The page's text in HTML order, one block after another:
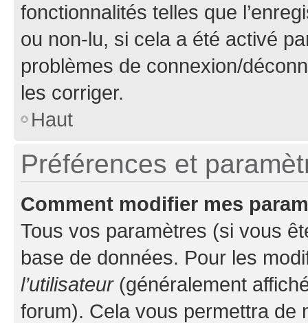
fonctionnalités telles que
ou non-lu, si cela a été activé
problèmes de connexion/
les corriger.
Haut
Préférences et
Comment modifier mes
Tous vos paramètres (si vous
base de données. Pour les
l’utilisateur(généralement
forum). Cela vous permettra de